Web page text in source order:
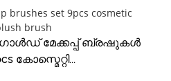
മേക്കപ്പ് ബ്രഷുകൾ
കോസ്മെറ്റി...